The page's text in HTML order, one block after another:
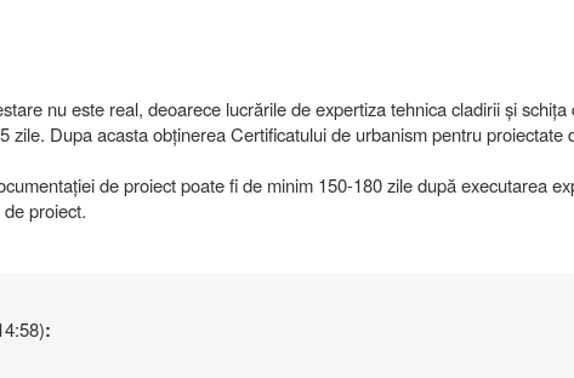
nu este real, deoarece lucrările de expertiza tehnica cladirii şi schița
zile. Dupa acasta obținerea Certificatului de urbanism pentru proiectate
de proiect poate fi de minim 150-180 zile după executarea
proiect.
: